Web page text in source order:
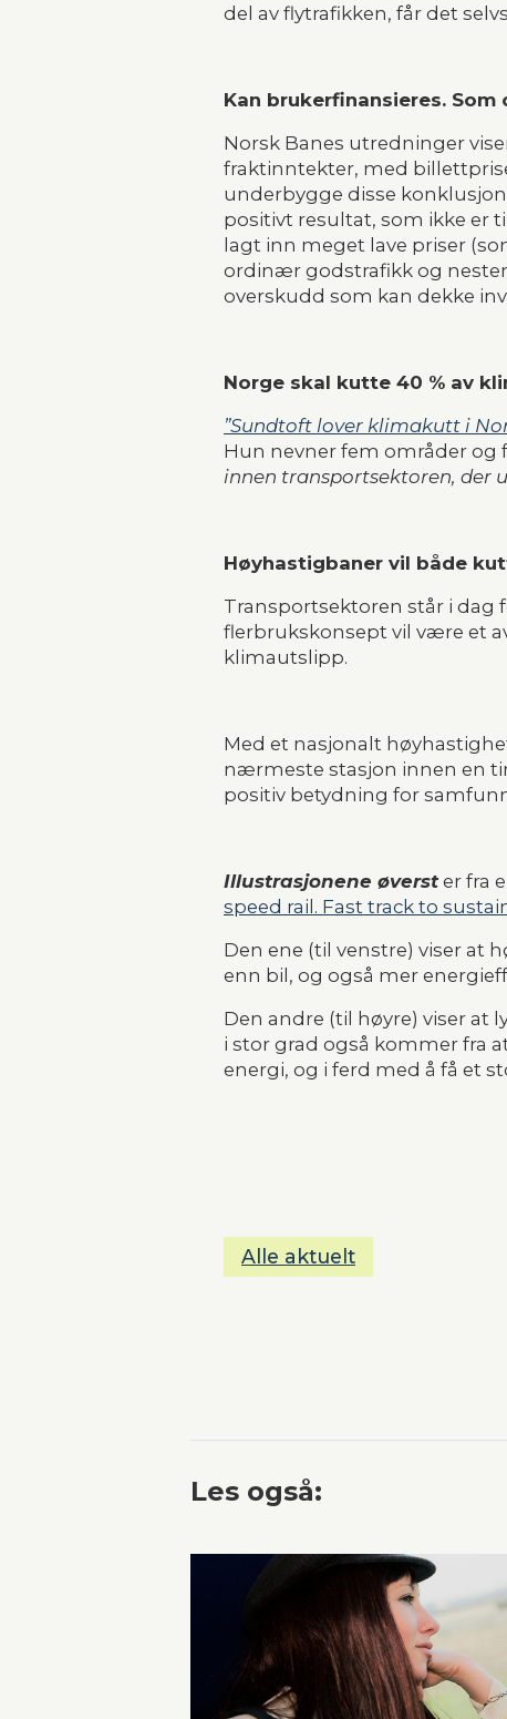
del av flytrafikken, får det
Kan brukerfinansieres.
Norsk Banes utredninger
fraktinntekter, med
underbygge disse
positivt resultat, som ikke er
lagt inn meget lave priser
ordinær godstrafikk og
overskudd som kan dekke
Norge skal kutte 40 % av
”Sundtoft lover klimakutt i
Hun nevner fem områder og
innen transportsektoren, der
Høyhastigbaner vil både
Transportsektoren står i dag
flerbrukskonsept vil være et
klimautslipp.
Med et nasjonalt
nærmeste stasjon innen en
positiv betydning for
Illustrasjonene øverst er fra
speed rail. Fast track to
Den ene (til venstre) viser at
enn bil, og også mer
Den andre (til høyre) viser at
i stor grad også kommer fra
energi, og i ferd med å få et
Alle aktuelt
Les også: